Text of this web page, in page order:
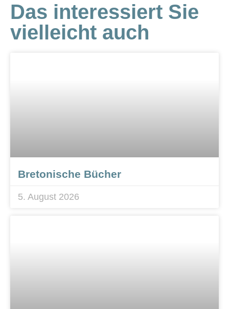
Das interessiert Sie
vielleicht auch
Bretonische Bücher
5. August 2026